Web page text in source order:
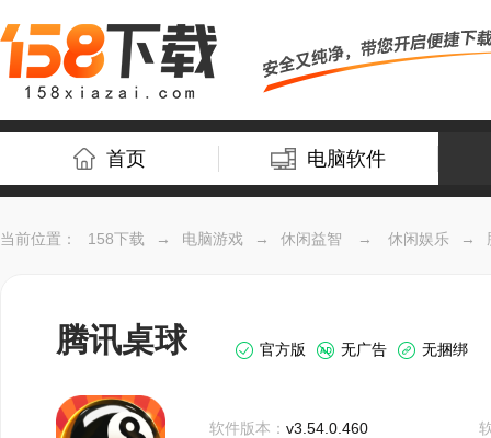
首页 电脑软件
当前位置： 158下载 → 电脑游戏 → 休闲益智 → 休闲娱乐 →
腾讯桌球 官方版 无广告 无捆绑
软件版本： v3.54.0.460